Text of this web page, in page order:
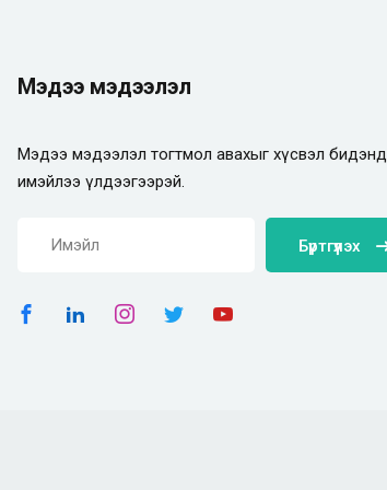
Мэдээ мэдээлэл
Мэдээ мэдээлэл тогтмол авахыг хүсвэл бидэнд
имэйлээ үлдээгээрэй.
Бүртгүүлэх